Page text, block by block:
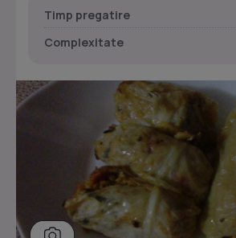
Timp pregatire
Complexitate